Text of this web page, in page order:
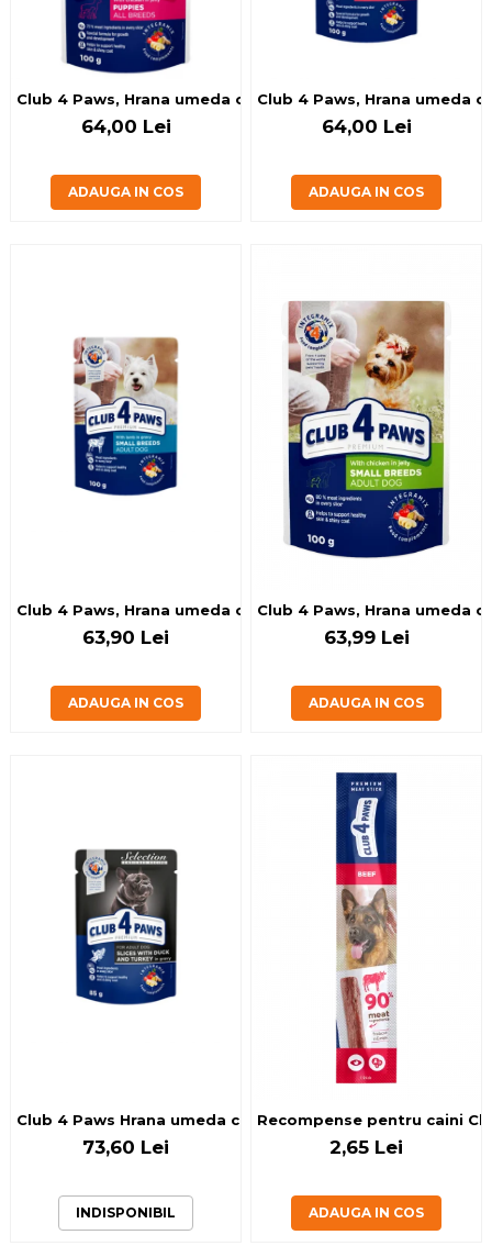
Club 4 Paws, Hrana umeda catei (puppies) cu gaina in
64,00 Lei
ADAUGA IN COS
Club 4 Paws, Hrana umeda
64,00 Lei
ADAUGA IN COS
Club 4 Paws, Hrana umeda caini talie mica - cu Miel in sos,
63,90 Lei
ADAUGA IN COS
Club 4 Paws, Hrana umeda
63,99 Lei
ADAUGA IN COS
Club 4 Paws Hrana umeda caini de talie mica - Rata si
73,60 Lei
INDISPONIBIL
Recompense pentru caini
2,65 Lei
ADAUGA IN COS